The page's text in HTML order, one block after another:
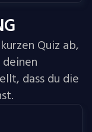
Quiz ab,
dass du die